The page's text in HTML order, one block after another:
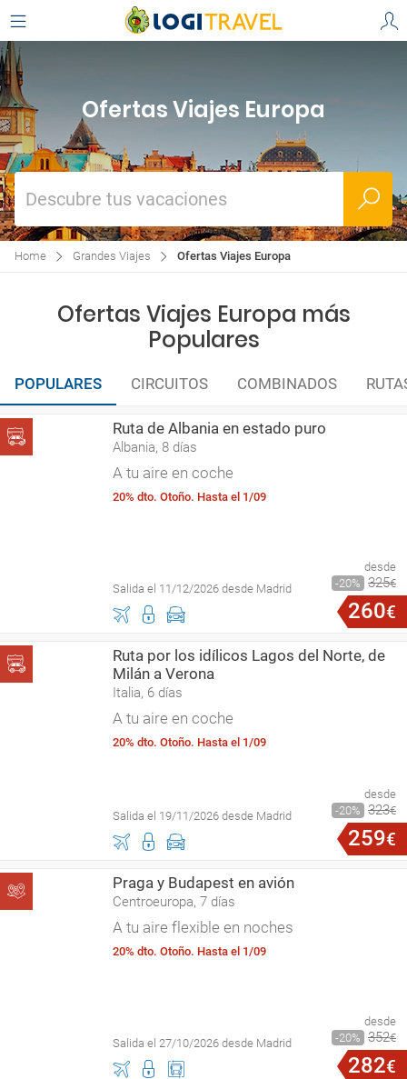
Ofertas Viajes Europa
Descubre tus vacaciones
Home Grandes Viajes Ofertas Viajes Europa
Ofertas Viajes Europa más
Populares
POPULARES CIRCUITOS COMBINADOS
Ruta de Albania en estado puro
Albania, 8 días
A tu aire en coche
20% dto. Otoño. Hasta el 1/09
Salida el 11/12/2026 desde Madrid
desde
20
325€
260€
Ruta por los idílicos Lagos del Norte, de
Milán a Verona
Italia, 6 días
A tu aire en coche
20% dto. Otoño. Hasta el 1/09
Salida el 19/11/2026 desde Madrid
desde
20
323€
259€
Praga y Budapest en avión
Centroeuropa, 7 días
A tu aire flexible en noches
20% dto. Otoño. Hasta el 1/09
Salida el 27/10/2026 desde Madrid
desde
20
352€
282€